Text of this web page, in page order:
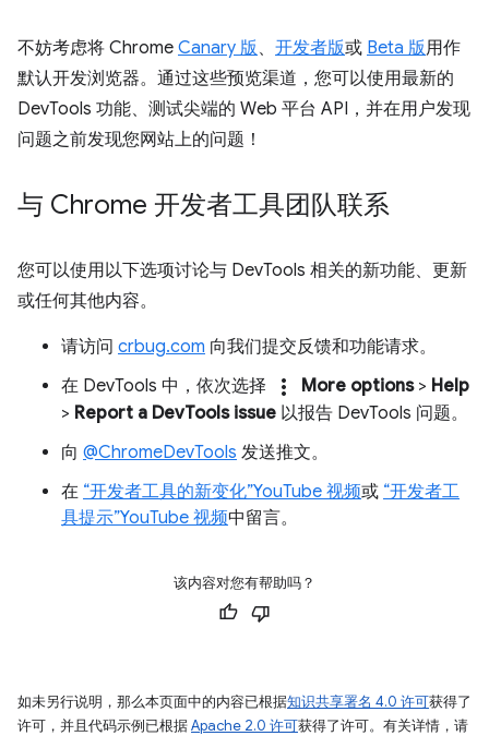
不妨考虑将 Chrome Canary 版 、 开发者版或 Beta 版用作
默认开发浏览器。通过这些预览渠道，您可以使用最新的
DevTools 功能、测试尖端的 Web 平台 API，并在用户发现
问题之前发现您网站上的问题！
与 Chrome 开发者工具团队联系
您可以使用以下选项讨论与 DevTools 相关的新功能、更新
或任何其他内容。
请访问 crbug.com 向我们提交反馈和功能请求。
在 DevTools 中，依次选择
more_vert More options> Help
> Report a DevTools issue 以报告 DevTools 问题。
向 @ChromeDevTools 发送推文。
在 “开发者工具的新变化”YouTube 视频或 “开发者工
具提示”YouTube 视频中留言。
该内容对您有帮助吗？
如未另行说明，那么本页面中的内容已根据知识共享署名 4.0 许可获得了
许可，并且代码示例已根据Apache 2.0 许可获得了许可。有关详情，请